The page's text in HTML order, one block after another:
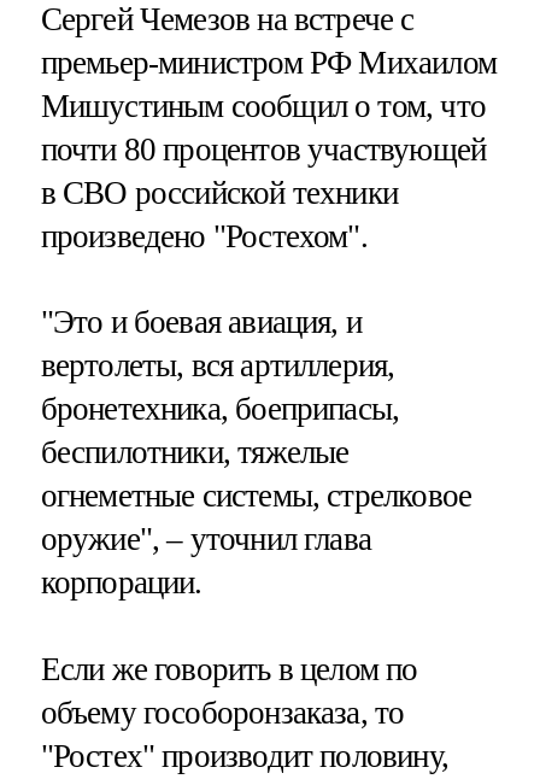
Сергей Чемезов на встрече с
премьер-министром РФ Михаилом
Мишустиным сообщил о том, что
почти 80 процентов участвующей
в СВО российской техники
произведено "Ростехом".
"Это и боевая авиация, и
вертолеты, вся артиллерия,
бронетехника, боеприпасы,
беспилотники, тяжелые
огнеметные системы, стрелковое
оружие", – уточнил глава
корпорации.
Если же говорить в целом по
объему гособоронзаказа, то
"Ростех" производит половину,